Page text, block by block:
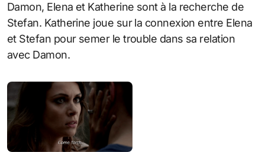
Damon, Elena et Katherine sont à la recherche de
Stefan. Katherine joue sur la connexion entre Elena
et Stefan pour semer le trouble dans sa relation
avec Damon.